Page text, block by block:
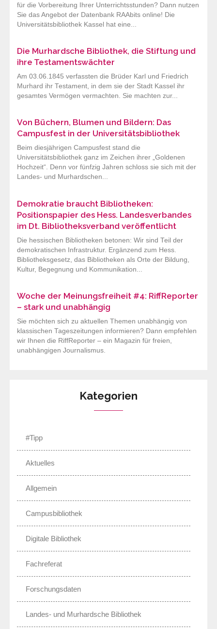
für die Vorbereitung Ihrer Unterrichtsstunden? Dann nutzen
Sie das Angebot der Datenbank RAAbits online! Die
Universitätsbibliothek Kassel hat eine...
Die Murhardsche Bibliothek, die Stiftung und
ihre Testamentswächter
Am 03.06.1845 verfassten die Brüder Karl und Friedrich
Murhard ihr Testament, in dem sie der Stadt Kassel ihr
gesamtes Vermögen vermachten. Sie machten zur...
Von Büchern, Blumen und Bildern: Das
Campusfest in der Universitätsbibliothek
Beim diesjährigen Campusfest stand die
Universitätsbibliothek ganz im Zeichen ihrer „Goldenen
Hochzeit“. Denn vor fünfzig Jahren schloss sie sich mit der
Landes- und Murhardschen...
Demokratie braucht Bibliotheken:
Positionspapier des Hess. Landesverbandes
im Dt. Bibliotheksverband veröffentlicht
Die hessischen Bibliotheken betonen: Wir sind Teil der
demokratischen Infrastruktur. Ergänzend zum Hess.
Bibliotheksgesetz, das Bibliotheken als Orte der Bildung,
Kultur, Begegnung und Kommunikation...
Woche der Meinungsfreiheit #4: RiffReporter
– stark und unabhängig
Sie möchten sich zu aktuellen Themen unabhängig von
klassischen Tageszeitungen informieren? Dann empfehlen
wir Ihnen die RiffReporter – ein Magazin für freien,
unabhängigen Journalismus.
Kategorien
#Tipp
Aktuelles
Allgemein
Campusbibliothek
Digitale Bibliothek
Fachreferat
Forschungsdaten
Landes- und Murhardsche Bibliothek